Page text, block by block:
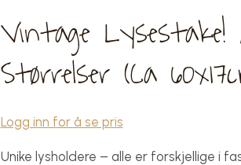
Vintage
Størrelser (ca
Logg inn for å se pris
Unike lysholdere – alle er forskjellige i